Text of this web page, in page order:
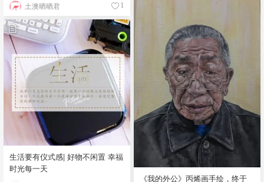
土澳晒晒君 1
《我的外公》丙烯画手绘，终于
生活要有仪式感| 好物不闲置 幸福
时光每一天